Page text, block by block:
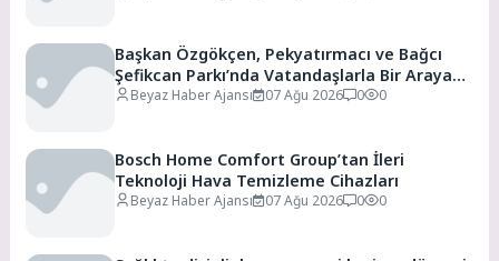
Başkan Özgökçen, Pekyatırmacı ve Bağcı
Şefikcan Parkı’nda Vatandaşlarla Bir Araya
Geldi
Beyaz Haber Ajansı 07 Ağu 2026 0 0
Bosch Home Comfort Group’tan İleri
Teknoloji Hava Temizleme Cihazları
Beyaz Haber Ajansı 07 Ağu 2026 0 0